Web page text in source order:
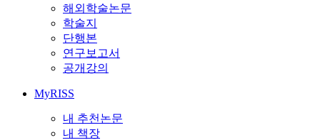
해외학술논문
학술지
단행본
연구보고서
공개강의
MyRISS
내 추천논문
내 책장